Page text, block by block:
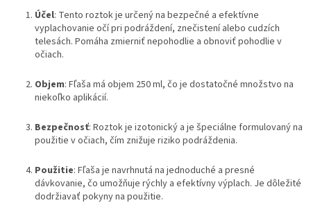
Účel: Tento roztok je určený na bezpečné a efektívne
vyplachovanie očí pri podráždení, znečistení alebo cudzích
telesách. Pomáha zmierniť nepohodlie a obnoviť pohodlie v
očiach.
Objem: Fľaša má objem 250 ml, čo je dostatočné množstvo na
niekoľko aplikácií.
Bezpečnosť: Roztok je izotonický a je špeciálne formulovaný na
použitie v očiach, čím znižuje riziko podráždenia.
Použitie: Fľaša je navrhnutá na jednoduché a presné
dávkovanie, čo umožňuje rýchly a efektívny výplach. Je dôležité
dodržiavať pokyny na použitie.